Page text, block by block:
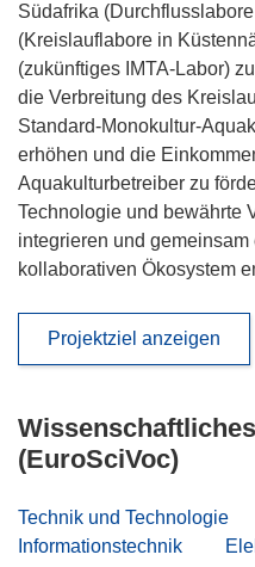
Südafrika
(Kreislauflabore in
(zukünftiges IMTA-Labor)
die Verbreitung des
Standard-Monokultur-
erhöhen und die
Aquakulturbetreiber zu
Technologie und bewährte
integrieren und
kollaborativen Ökosystem
Projektziel anzeigen
(EuroSciVoc)
Technik und Technologie
Informationstechnik